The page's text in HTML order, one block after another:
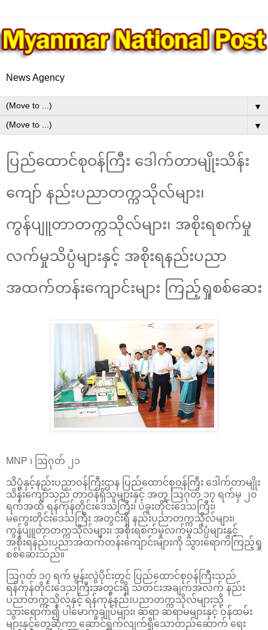
News Agency
▼
▼
ပြည်ထောင်စုဝန်ကြီး ဒေါက်တာမျိုးသိန်း
ကျော် နည်းပညာတက္ကသိုလ်များ၊
ကွန်ပျူတာတက္ကသိုလ်များ၊ အစိုးရစက်မှု
လက်မှုသိပ္ပံများနှင့် အစိုးရနည်းပညာ
အထက်တန်းကျောင်းများ ကြည့်ရှုစစ်ဆေး
MNP ၊ ဩဂုတ် ၂၁
သိပ္ပံနှင့်နည်းပညာဝန်ကြီးဌာန ပြည်ထောင်စုဝန်ကြီး ဒေါက်တာမျိုး
သိန်းကျော်သည် တာဝန်ရှိသူများနှင့် အတူ ဩဂုတ် ၁၇ ရက်မှ ၂၀
ရက်အထိ ရန်ကုန်တိုင်းဒေသကြီး၊ ပဲခူးတိုင်းဒေသကြီး၊
မကွေးတိုင်းဒေသကြီး အတွင်းရှိ နည်းပညာတက္ကသိုလ်များ၊
ကွန်ပျူတာတက္ကသိုလ်များ၊ အစိုးရစက်မှုလက်မှုသိပ္ပံများနှင့်
အစိုးရနည်းပညာအထက်တန်းကျောင်းများကို သွားရောက်ကြည့်ရှု
စစ်ဆေးသည်။
ဩဂုတ် ၁၇ ရက် မွန်းလွဲပိုင်းတွင် ပြည်ထောင်စုဝန်ကြီးသည်
ရန်ကုန်တိုင်းဒေသကြီးအတွင်းရှိ သတင်းအချက်အလက် နည်း
ပညာတက္ကသိုလ်နှင့် ရန်ကုန်နည်းပညာတက္ကသိုလ်များသို့
သွားရောက်၍ ပါမောက္ခချုပ်များ၊ ဆရာ ဆရာမများနှင့် ဝန်ထမ်း
များနှင့်တွေ့ဆုံကာ ဆောင်ရွက်လျက်ရှိသောတည်ဆောက် ရေး